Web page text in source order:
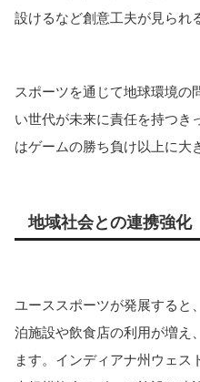
設けるなど創意工夫が見られ
スポーツを通じて地球環境の
い世代が未来に責任を持つき
はゲームの勝ち負け以上に大
地域社会との連携強化
ユーススポーツが発展すると
泊施設や飲食店の利用が増え
ます。インディアナ州ウェス